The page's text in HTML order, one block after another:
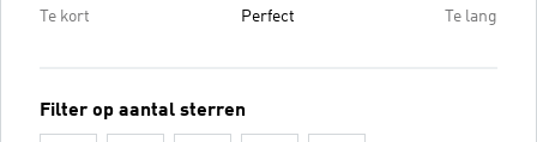
Te kort Perfect Te lang
Filter op aantal sterren